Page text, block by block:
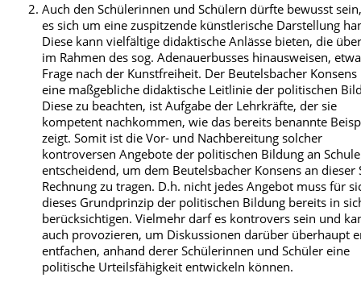
Auch den Schülerinnen und Schülern dürfte bewusst
es sich um eine zuspitzende künstlerische Darstellung
Diese kann vielfältige didaktische Anlässe bieten, die
im Rahmen des sog. Adenauerbusses hinausweisen,
Frage nach der Kunstfreiheit. Der Beutelsbacher Konsens
eine maßgebliche didaktische Leitlinie der politischen
Diese zu beachten, ist Aufgabe der Lehrkräfte, der sie
kompetent nachkommen, wie das bereits benannte
zeigt. Somit ist die Vor- und Nachbereitung solcher
kontroversen Angebote der politischen Bildung an Schule
entscheidend, um dem Beutelsbacher Konsens an dieser
Rechnung zu tragen. D.h. nicht jedes Angebot muss für
dieses Grundprinzip der politischen Bildung bereits in
berücksichtigen. Vielmehr darf es kontrovers sein und
auch provozieren, um Diskussionen darüber überhaupt
entfachen, anhand derer Schülerinnen und Schüler eine
politische Urteilsfähigkeit entwickeln können.